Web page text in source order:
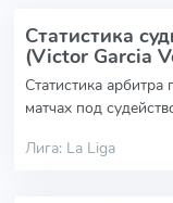
Статистика
(Victor Garcia
Статистика
матчах под
Лига: La Liga